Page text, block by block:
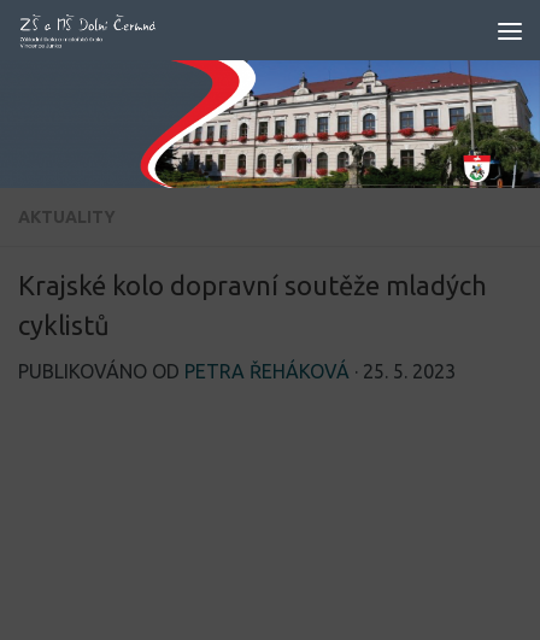
Skip to content
AKTUALITY
Krajské kolo dopravní soutěže mladých
cyklistů
PUBLIKOVÁNO OD PETRA ŘEHÁKOVÁ · 25. 5. 2023